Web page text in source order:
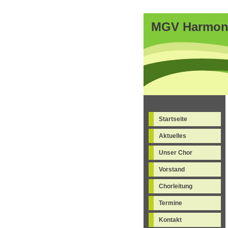
MGV
Startseite
Aktuelles
Unser Chor
Vorstand
Chorleitung
Termine
Kontakt